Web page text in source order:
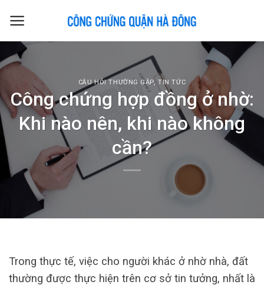
CÂU HỎI THƯỜNG GẶP,TIN TỨC
Công chứng hợp đồng ở nhờ:
Khi nào nên, khi nào không
cần?
Trong thực tế, việc cho người khác ở nhờ nhà, đất
thường được thực hiện trên cơ sở tin tưởng, nhất là